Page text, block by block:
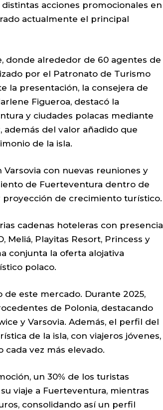
acciones promocionales en
actualmente el principal
donde alrededor de 60 agentes de
por el Patronato de Turismo
la presentación, la consejera de
Figueroa, destacó la
y ciudades polacas mediante
además del valor añadido que
de la isla.
con nuevas reuniones y
de Fuerteventura dentro de
de crecimiento turístico.
cadenas hoteleras con presencia
Meliá, Playitas Resort, Princess y
conjunta la oferta alojativa
polaco.
este mercado. Durante 2025,
de Polonia, destacando
y Varsovia. Además, el perfil del
de la isla, con viajeros jóvenes,
vez más elevado.
un 30% de los turistas
viaje a Fuerteventura, mientras
consolidando así un perfil